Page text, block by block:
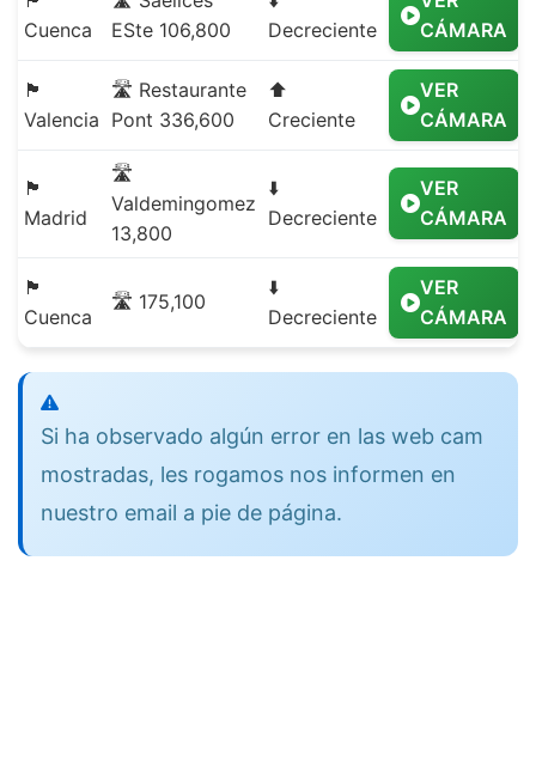
Cuenca
ESte 106,800
Decreciente
CÁMARA
🏴
Valencia
🛣️ Restaurante
Pont 336,600
⬆️
Creciente
VER
CÁMARA
🏴
Madrid
🛣️
Valdemingomez
13,800
⬇️
Decreciente
VER
CÁMARA
🏴
Cuenca
🛣️ 175,100
⬇️
Decreciente
VER
CÁMARA
Si ha observado algún error en las web cam
mostradas, les rogamos nos informen en
nuestro email a pie de página.